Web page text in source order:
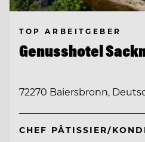
TOP ARBEITGEBER
Genusshotel
72270 Baiersbronn,
CHEF PÂTISSIER/